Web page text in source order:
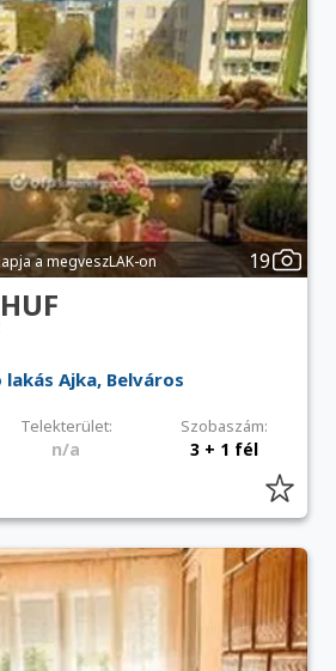
a megveszLAK-on 19
lakás Ajka, Belváros
Telekterület: Szobaszám:
n/a 3 + 1 fél